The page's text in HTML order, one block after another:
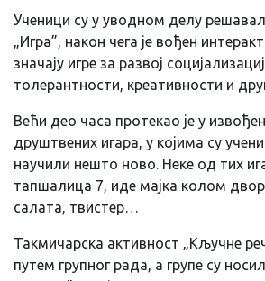
Ученици су у уводном делу
„Игра”, након чега је вођен
значају игре за развој
толерантности, креативности и
Већи део часа протекао је у
друштвених игара, у којима су
научили нешто ново. Неке од тих
тапшалица 7, иде мајка колом
салата, твистер…
Такмичарска активност „Кључне
путем групног рада, а групе су